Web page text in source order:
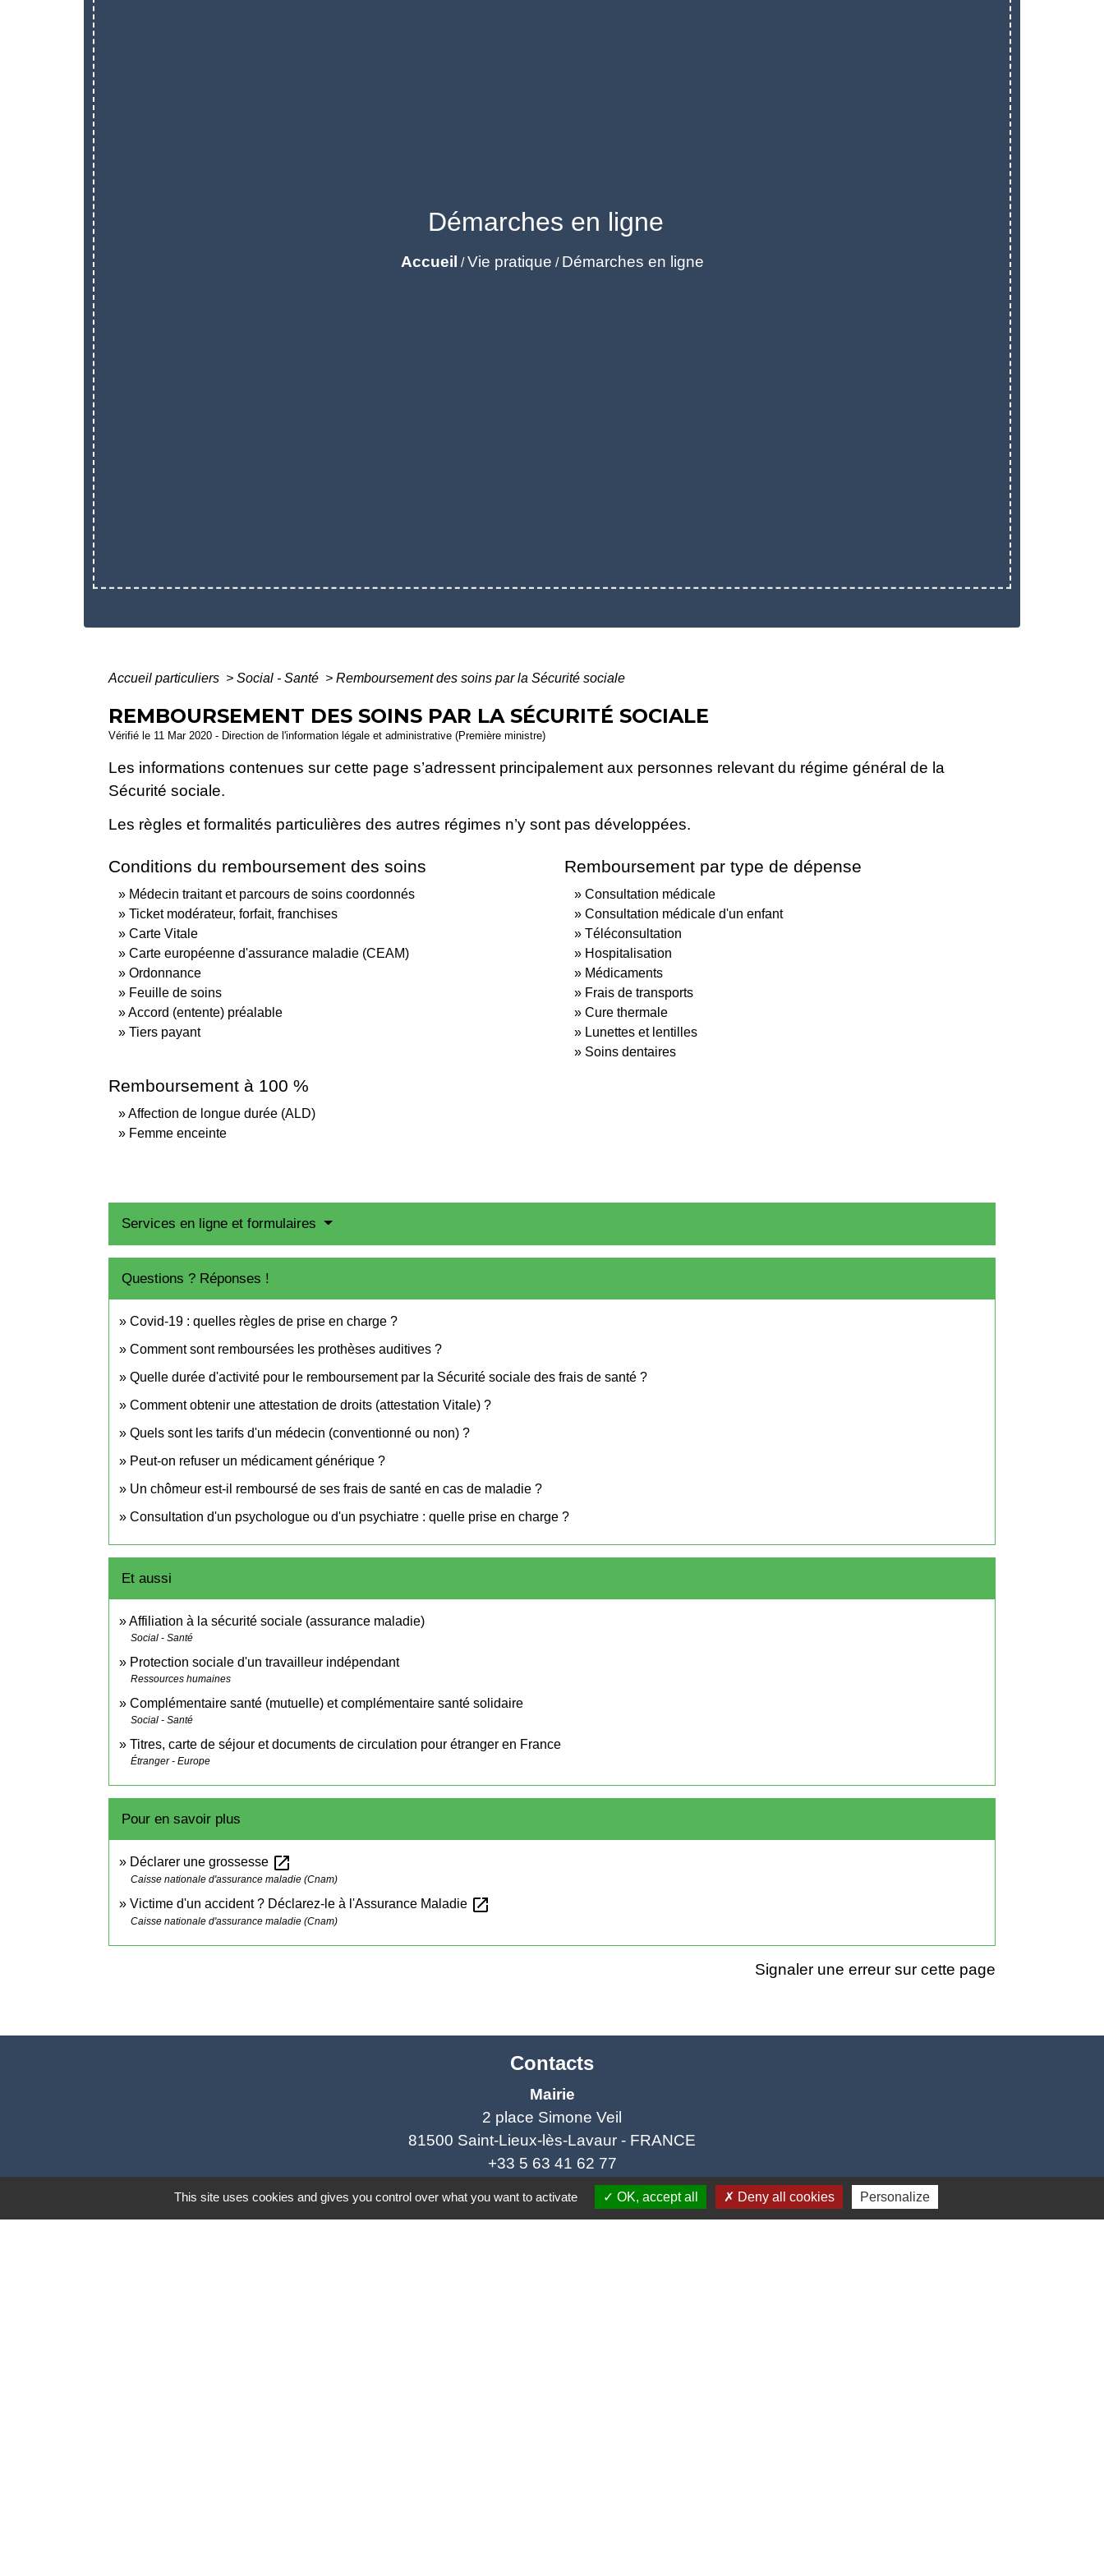
Démarches en ligne
Accueil /Vie pratique / Démarches en ligne
Accueil particuliers > Social - Santé > Remboursement des soins par la Sécurité sociale
REMBOURSEMENT DES SOINS PAR LA SÉCURITÉ SOCIALE
Vérifié le 11 Mar 2020 - Direction de l'information légale et administrative (Première ministre)
Les informations contenues sur cette page s’adressent principalement aux personnes relevant du régime général de la
Sécurité sociale.
Les règles et formalités particulières des autres régimes n’y sont pas développées.
Conditions du remboursement des soins
Médecin traitant et parcours de soins coordonnés
Ticket modérateur, forfait, franchises
Carte Vitale
Carte européenne d'assurance maladie (CEAM)
Ordonnance
Feuille de soins
Accord (entente) préalable
Tiers payant
Remboursement par type de dépense
Consultation médicale
Consultation médicale d'un enfant
Téléconsultation
Hospitalisation
Médicaments
Frais de transports
Cure thermale
Lunettes et lentilles
Soins dentaires
Remboursement à 100 %
Affection de longue durée (ALD)
Femme enceinte
Services en ligne et formulaires
Questions ? Réponses !
Covid-19 : quelles règles de prise en charge ?
Comment sont remboursées les prothèses auditives ?
Quelle durée d'activité pour le remboursement par la Sécurité sociale des frais de santé ?
Comment obtenir une attestation de droits (attestation Vitale) ?
Quels sont les tarifs d'un médecin (conventionné ou non) ?
Peut-on refuser un médicament générique ?
Un chômeur est-il remboursé de ses frais de santé en cas de maladie ?
Consultation d'un psychologue ou d'un psychiatre : quelle prise en charge ?
Et aussi
Affiliation à la sécurité sociale (assurance maladie)
Social - Santé
Protection sociale d'un travailleur indépendant
Ressources humaines
Complémentaire santé (mutuelle) et complémentaire santé solidaire
Social - Santé
Titres, carte de séjour et documents de circulation pour étranger en France
Étranger - Europe
Pour en savoir plus
Déclarer une grossesse open_in_new
Caisse nationale d'assurance maladie (Cnam)
Victime d'un accident ? Déclarez-le à l'Assurance Maladie open_in_new
Caisse nationale d'assurance maladie (Cnam)
Signaler une erreur sur cette page
Contacts
Mairie
2 place Simone Veil
81500 Saint-Lieux-lès-Lavaur - FRANCE
+33 5 63 41 62 77
Horaires et jours de permanence du secrétariat :
This site uses cookies and gives you control over what you want to activate OK, accept all Deny all cookies Personalize